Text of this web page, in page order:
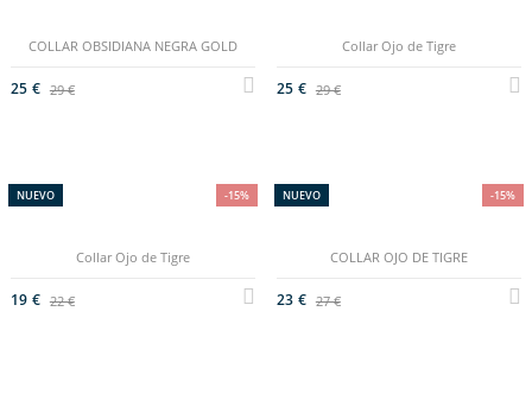
COLLAR OBSIDIANA NEGRA GOLD
25 € 29 €
Collar Ojo de Tigre
25 € 29 €
-15%
NUEVO
Collar Ojo de Tigre
19 € 22 €
-15%
NUEVO
COLLAR OJO DE TIGRE
23 € 27 €
add_circle_outline
((cancelText)) ((modalDeleteText))
((LABEL))
Debe iniciar sesión para guardar productos en su lista
((cancelText))